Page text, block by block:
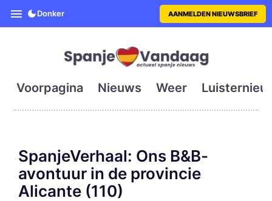
SpanjeVandaag is de eerste
Donker AANMELDEN NIEUWSBRIEF
Voorpagina Nieuws Weer
SpanjeVerhaal: Ons B&B-
avontuur in de provincie
Alicante (110)